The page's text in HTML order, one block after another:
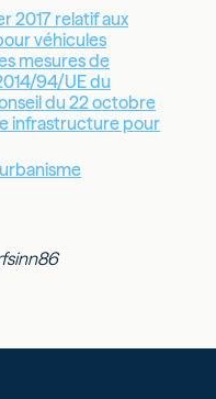
2017 relatif aux
véhicules
mesures de
94/UE du
du 22 octobre
infrastructure pour